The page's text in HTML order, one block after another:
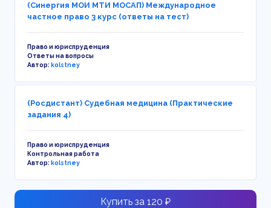
(Синергия МОИ МТИ МОСАП) Международное
частное право 3 курс (ответы на тест)
Право и юриспруденция
Ответы на вопросы
Автор:kolstney
(Росдистант) Судебная медицина (Практические
задания 4)
Право и юриспруденция
Контрольная работа
Автор:kolstney
Купить за 120 ₽